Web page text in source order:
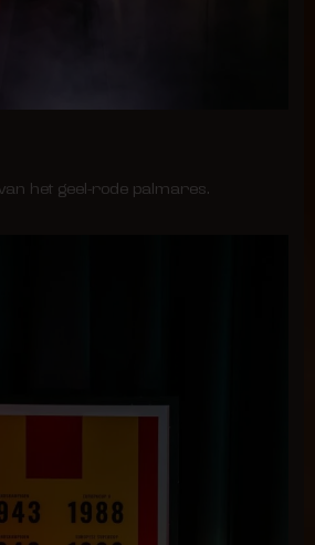
het geel-rode palmares.